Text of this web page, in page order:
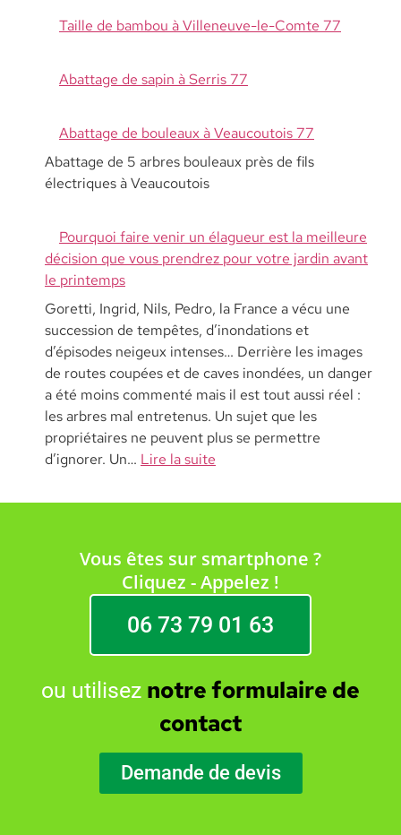
Taille de bambou à Villeneuve-le-Comte 77
Abattage de sapin à Serris 77
Abattage de bouleaux à Veaucoutois 77
Abattage de 5 arbres bouleaux près de fils
électriques à Veaucoutois
Pourquoi faire venir un élagueur est la meilleure
décision que vous prendrez pour votre jardin avant
le printemps
Goretti, Ingrid, Nils, Pedro, la France a vécu une
succession de tempêtes, d’inondations et
d’épisodes neigeux intenses… Derrière les images
de routes coupées et de caves inondées, un danger
a été moins commenté mais il est tout aussi réel :
les arbres mal entretenus. Un sujet que les
propriétaires ne peuvent plus se permettre
d’ignorer. Un… Lire la suite
Vous êtes sur smartphone ?
Cliquez - Appelez !
06 73 79 01 63
ou utilisez notre formulaire de
contact
Demande de devis